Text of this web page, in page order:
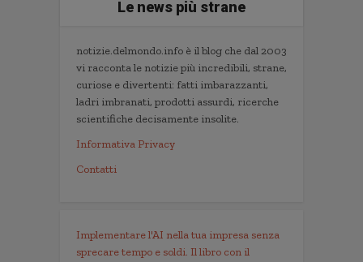
Le news più strane
notizie.delmondo.info è il blog che dal 2003
vi racconta le notizie più incredibili, strane,
curiose e divertenti: fatti imbarazzanti,
ladri imbranati, prodotti assurdi, ricerche
scientifiche decisamente insolite.
Informativa Privacy
Contatti
Implementare l'AI nella tua impresa senza
sprecare tempo e soldi. Il libro con il